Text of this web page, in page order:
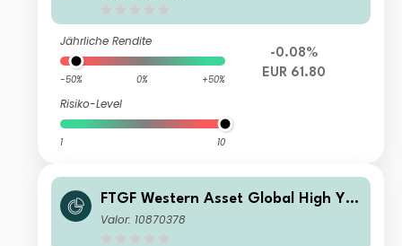
Jährliche Rendite
-50% 0% +50%
Risiko-Level
1 10
-0.08%
EUR 61.80
FTGF Western Asset Global High Yiel
d Fund Class X GBP Distributing (D)
Valor: 10870378